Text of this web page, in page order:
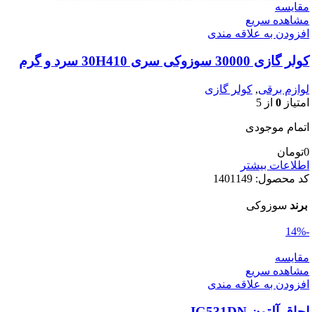
مقایسه
مشاهده سریع
افزودن به علاقه مندی
کولر گازی 30000 سوزوکی سری 30H410 سرد و گرم
لوازم برقی, کولر گازی
امتیاز 0 از 5
اتمام موجودی
0تومان
اطلاعات بیشتر
کد محصول: 1401149
برند سوزوکی
-14%
مقایسه
مشاهده سریع
افزودن به علاقه مندی